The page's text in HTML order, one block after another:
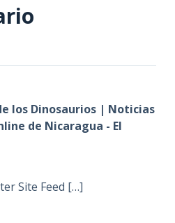
los Dinosaurios | Noticias
de Nicaragua - El
Site Feed […]